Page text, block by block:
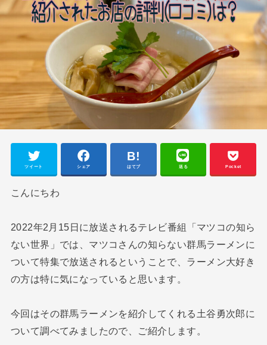
ツイート シェア はてブ 送る Pocket
こんにちわ
2022年2月15日に放送されるテレビ番組「マツコの知ら
ない世界」では、マツコさんの知らない群馬ラーメンに
ついて特集で放送されるということで、ラーメン大好き
の方は特に気になっていると思います。
今回はその群馬ラーメンを紹介してくれる土谷勇次郎に
ついて調べてみましたので、ご紹介します。